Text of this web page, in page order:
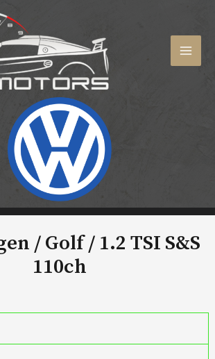
/ Golf / 1.2 TSI S&S
110ch